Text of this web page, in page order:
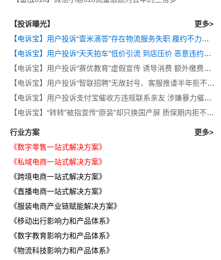
【投诉曝光】
更多>
【电诉宝】用户投诉“壹米滴答”存在物流服务失职 履约不力等问题
【电诉宝】用户投诉“天天拍车”低价引流 到店压价 恶意违约等问题
【电诉宝】用户投诉“赛优教育”虚假宣传 诱导消费 额外缴费后退款遭拒
【电诉宝】用户投诉“智联招聘”无故封号、客服推诿半年拒不退费
【电诉宝】用户投诉支付宝催收方违规联系亲友 涉嫌暴力催收侵犯隐私
【电诉宝】“转转”被指宣传“原装”却只换国产屏 质保期内拒不履行售后义务
行业方案
更多>
《数字零售一站式解决方案》
《私域电商一站式解决方案》
《跨境电商一站式解决方案》
《直播电商一站式解决方案》
《服装电商产业链赋能解决方案》
《移动出行影响力和产品体系》
《数字教育影响力和产品体系》
《物流科技影响力和产品体系》